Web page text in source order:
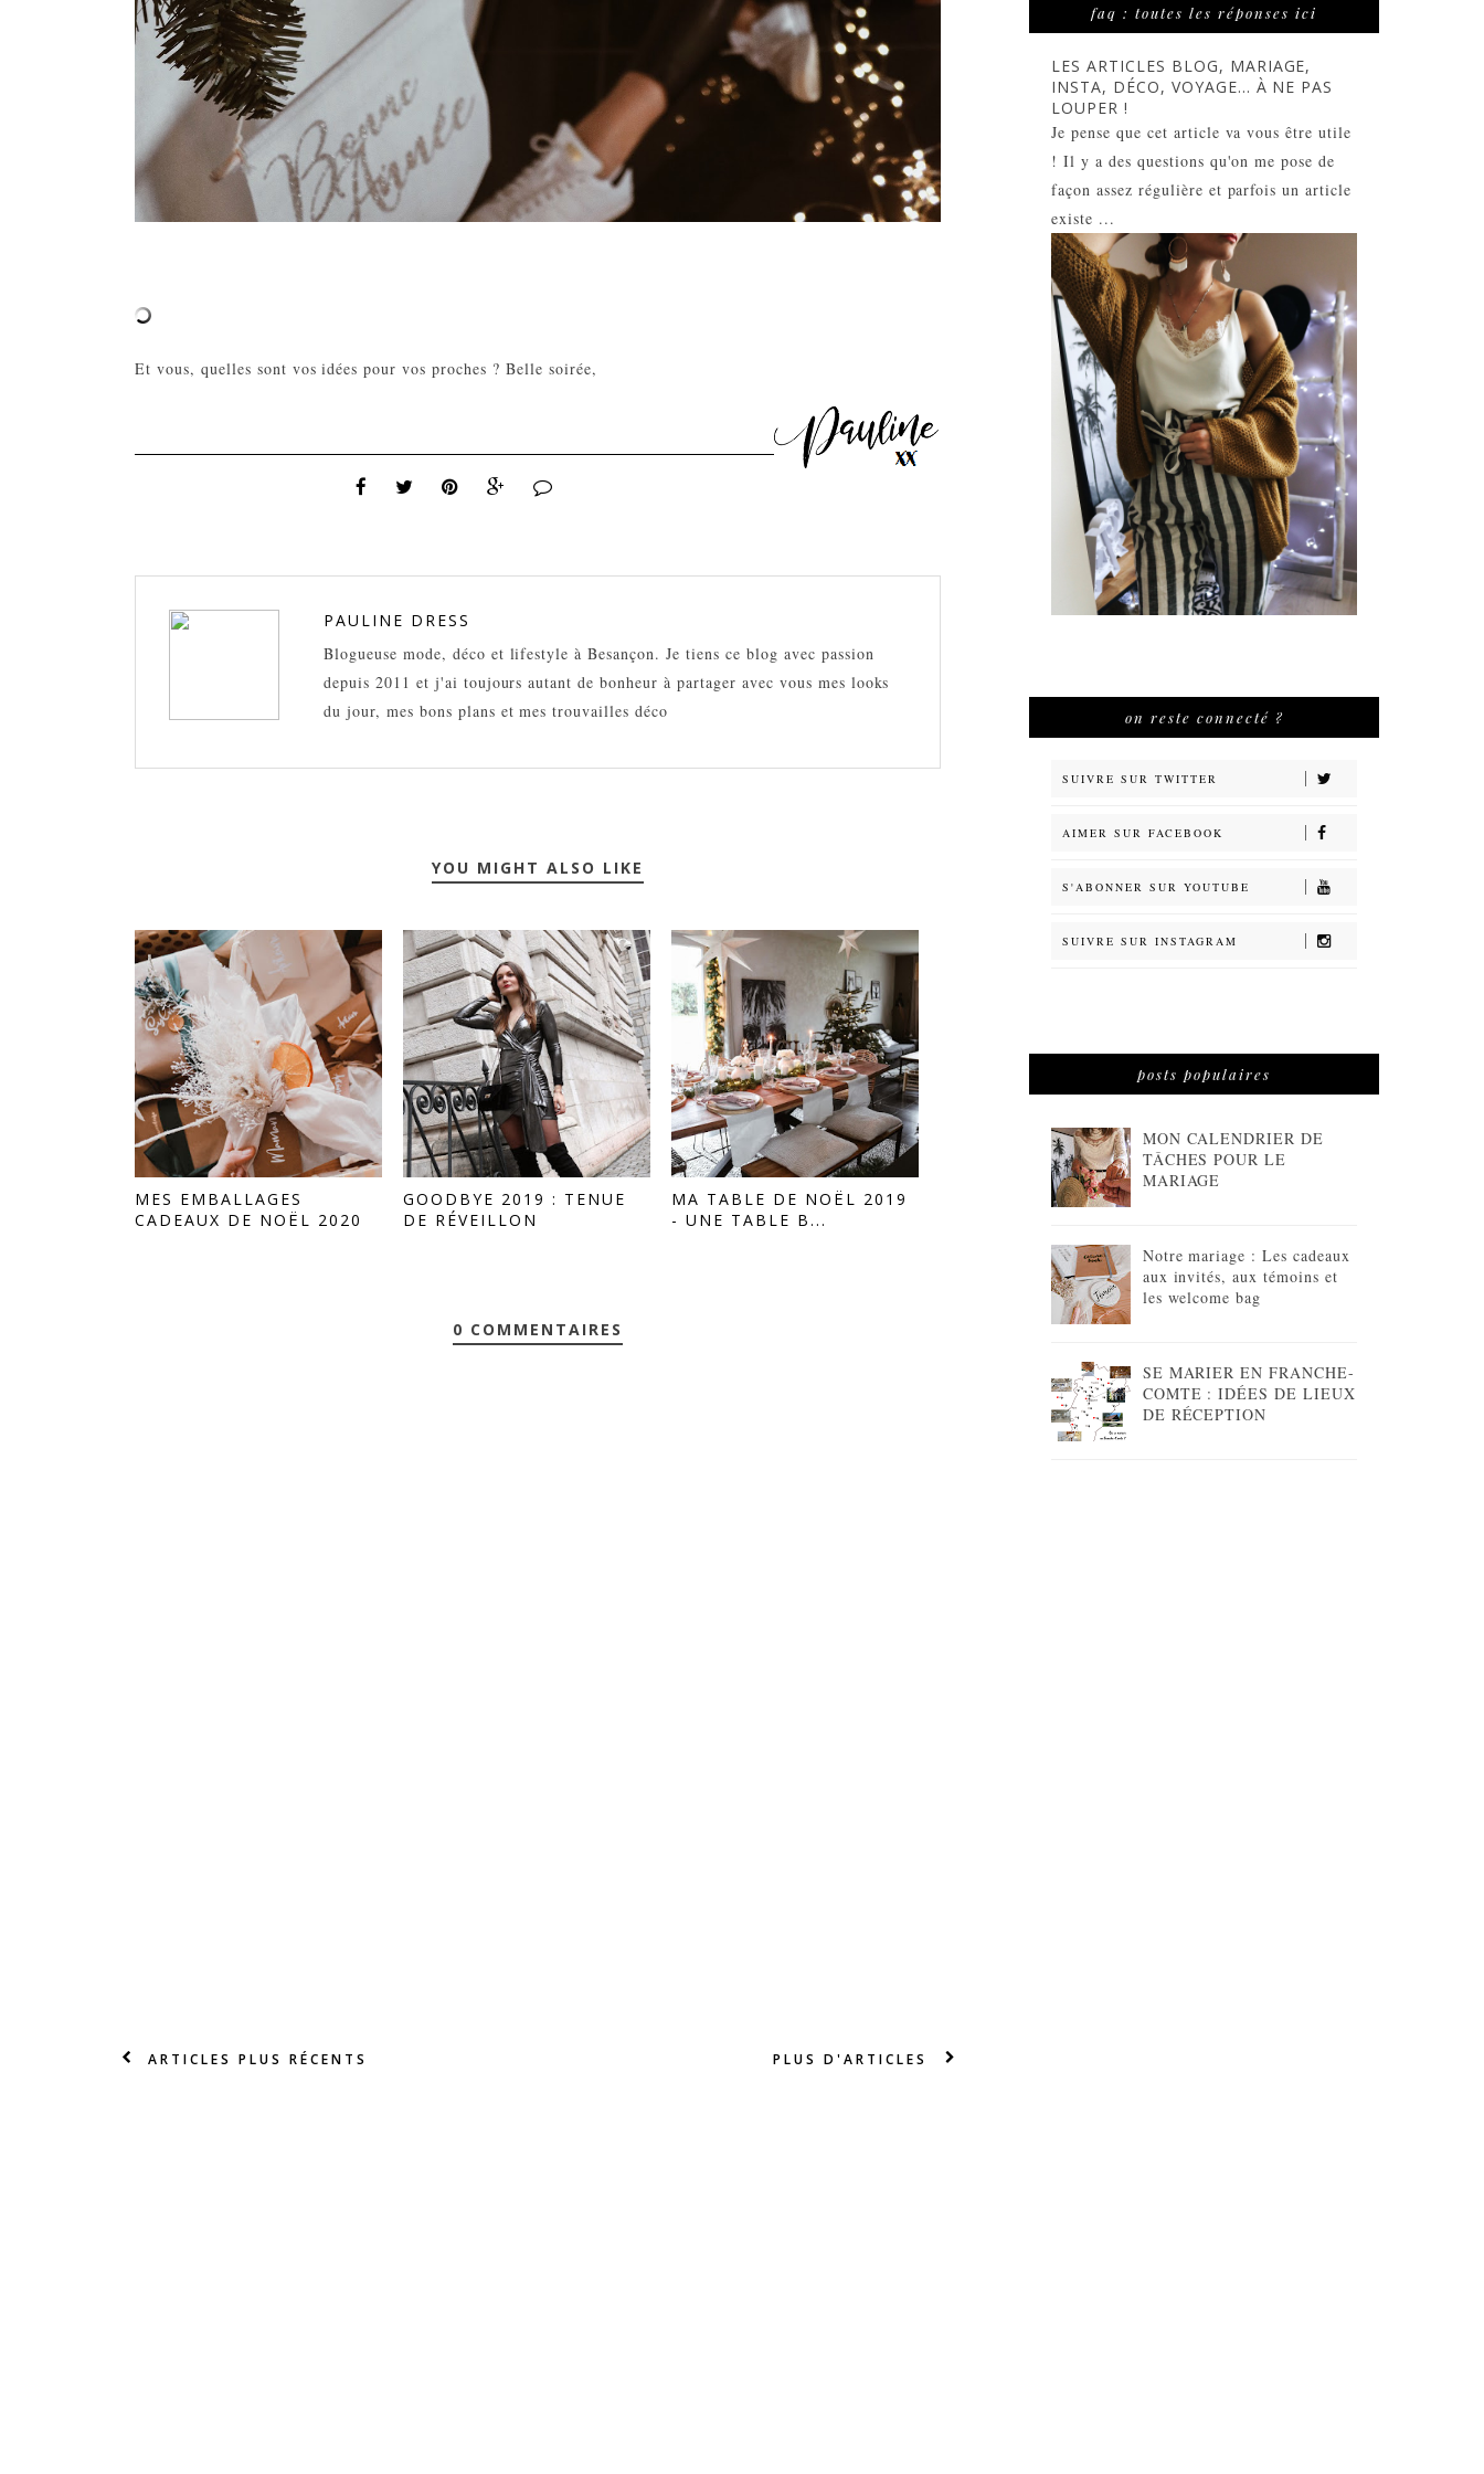
Et vous, quelles sont vos idées pour vos proches ? Belle soirée,
PAULINE DRESS
Blogueuse mode, déco et lifestyle à Besançon. Je tiens ce blog avec passion
depuis 2011 et j'ai toujours autant de bonheur à partager avec vous mes looks
du jour, mes bons plans et mes trouvailles déco
YOU MIGHT ALSO LIKE
MES EMBALLAGES
CADEAUX DE NOËL 2020
GOODBYE 2019 : TENUE
DE RÉVEILLON
MA TABLE DE NOËL 2019
- UNE TABLE B...
0 COMMENTAIRES
ARTICLES PLUS RÉCENTS PLUS D'ARTICLES
faq : toutes les réponses ici
LES ARTICLES BLOG, MARIAGE,
INSTA, DÉCO, VOYAGE... À NE PAS
LOUPER !
Je pense que cet article va vous être utile
! Il y a des questions qu'on me pose de
façon assez régulière et parfois un article
existe ...
on reste connecté ?
SUIVRE SUR TWITTER
AIMER SUR FACEBOOK
S'ABONNER SUR YOUTUBE
SUIVRE SUR INSTAGRAM
posts populaires
MON CALENDRIER DE
TÂCHES POUR LE
MARIAGE
Notre mariage : Les cadeaux
aux invités, aux témoins et
les welcome bag
SE MARIER EN FRANCHE-
COMTE : IDÉES DE LIEUX
DE RÉCEPTION